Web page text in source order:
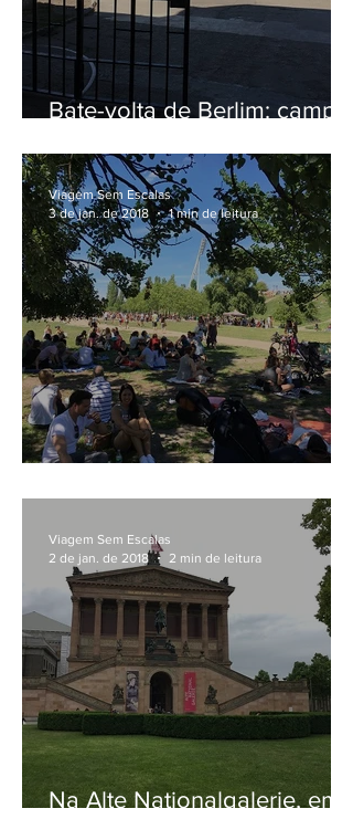
Bate-volta de Berlim: campo
Sachsenhausen e Potsdam
Viagem Sem Escalas
3 de jan. de 2018
1 min de leitura
Na Alte Nationalgalerie, em
Viagem Sem Escalas
2 de jan. de 2018
2 min de leitura